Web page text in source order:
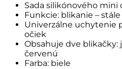
Sada silikónového mini
Funkcie: blikanie –
Univerzálne uchytenie
očiek
Obsahuje dve
červenú
Farba: biele